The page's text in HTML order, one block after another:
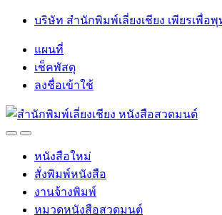
Skip
navigation
Skip
บริษัท สำนักพิมพ์เลี่ยงเชียง เพียรเพื่อ
แผนที่
เช็คพัสดุ
ลงชื่อเข้าใช้
OpenClose
หนังสือใหม่
สั่งพิมพ์หนังสือ
งานจ้างพิมพ์
หมวดหนังสือสวดมนต์